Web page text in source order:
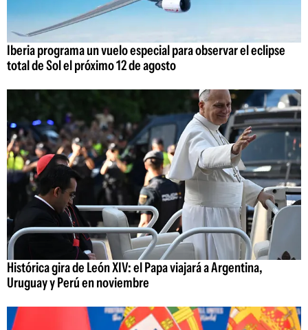
Iberia programa un vuelo especial para observar el eclipse
total de Sol el próximo 12 de agosto
Histórica gira de León XIV: el Papa viajará a Argentina,
Uruguay y Perú en noviembre